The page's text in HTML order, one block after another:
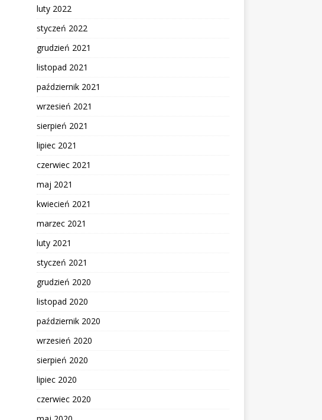
luty 2022
styczeń 2022
grudzień 2021
listopad 2021
październik 2021
wrzesień 2021
sierpień 2021
lipiec 2021
czerwiec 2021
maj 2021
kwiecień 2021
marzec 2021
luty 2021
styczeń 2021
grudzień 2020
listopad 2020
październik 2020
wrzesień 2020
sierpień 2020
lipiec 2020
czerwiec 2020